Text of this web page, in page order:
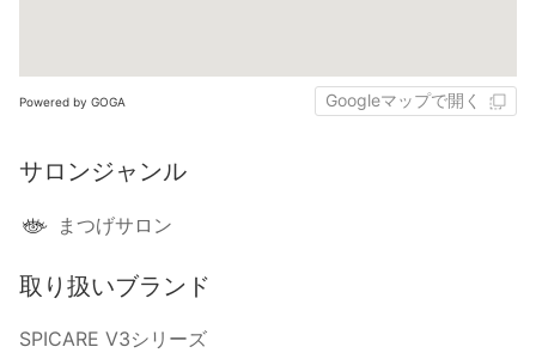
Powered by GOGA Googleマップで開く
サロンジャンル
まつげサロン
取り扱いブランド
SPICARE V3シリーズ